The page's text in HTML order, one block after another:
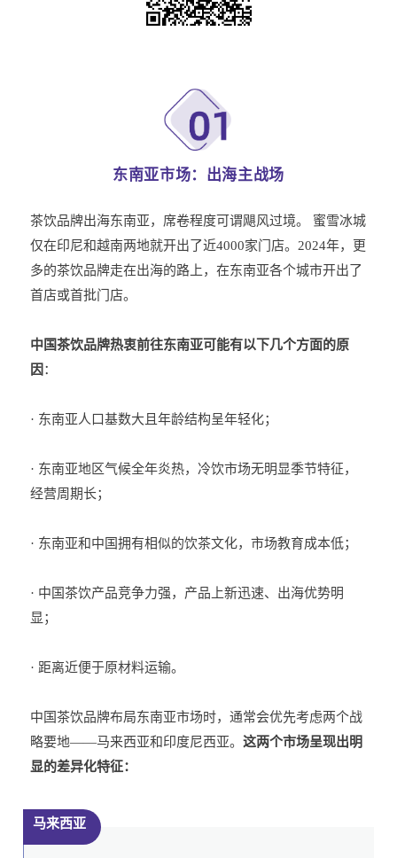
东南亚市场：出海主战场
茶饮品牌出海东南亚，席卷程度可谓飓风过境。 蜜雪冰城
仅在印尼和越南两地就开出了近4000家门店。2024年，更
多的茶饮品牌走在出海的路上，在东南亚各个城市开出了
首店或首批门店。
中国茶饮品牌热衷前往东南亚可能有以下几个方面的原
因 ：
· 东南亚人口基数大且年龄结构呈年轻化；
· 东南亚地区气候全年炎热，冷饮市场无明显季节特征，
经营周期长；
· 东南亚和中国拥有相似的饮茶文化，市场教育成本低；
· 中国茶饮产品竞争力强，产品上新迅速、出海优势明
显；
· 距离近便于原材料运输。
中国茶饮品牌布局东南亚市场时，通常会优先考虑两个战
略要地——马来西亚和印度尼西亚。 这两个市场呈现出明
显的差异化特征：
马来西亚